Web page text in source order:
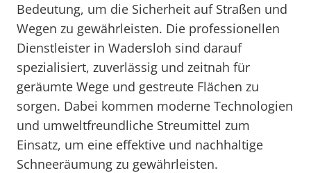
Bedeutung, um die Sicherheit auf Straßen und
Wegen zu gewährleisten. Die professionellen
Dienstleister in Wadersloh sind darauf
spezialisiert, zuverlässig und zeitnah für
geräumte Wege und gestreute Flächen zu
sorgen. Dabei kommen moderne Technologien
und umweltfreundliche Streumittel zum
Einsatz, um eine effektive und nachhaltige
Schneeräumung zu gewährleisten.